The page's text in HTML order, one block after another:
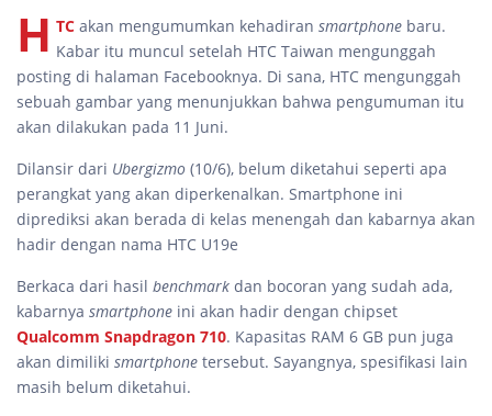
H TC akan mengumumkan kehadiran smartphone baru.
Kabar itu muncul setelah HTC Taiwan mengunggah
posting di halaman Facebooknya. Di sana, HTC mengunggah
sebuah gambar yang menunjukkan bahwa pengumuman itu
akan dilakukan pada 11 Juni.
Dilansir dari Ubergizmo (10/6), belum diketahui seperti apa
perangkat yang akan diperkenalkan. Smartphone ini
diprediksi akan berada di kelas menengah dan kabarnya akan
hadir dengan nama HTC U19e
Berkaca dari hasil benchmark dan bocoran yang sudah ada,
kabarnya smartphone ini akan hadir dengan chipset
Qualcomm Snapdragon 710. Kapasitas RAM 6 GB pun juga
akan dimiliki smartphone tersebut. Sayangnya, spesifikasi lain
masih belum diketahui.